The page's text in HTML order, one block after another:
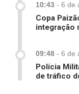
10:43 - 6 de
Copa
integração
09:48 - 6 de
Polícia
de tráfico